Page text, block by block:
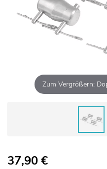
Zum Vergrößern:
37,90€